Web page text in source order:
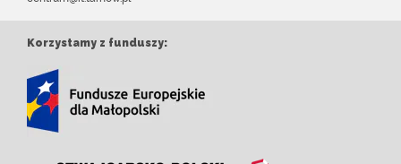
Korzystamy z funduszy: